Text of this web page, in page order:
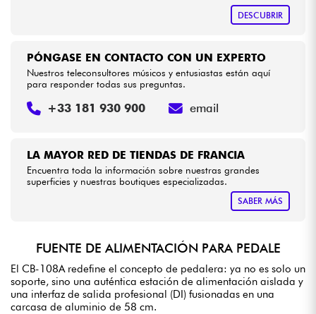
Ver nuestras marcas
DESCUBRIR
LA MAYOR RED DE TIENDAS DE FRANCIA
Encuentra toda la información sobre nuestras grandes
superficies y nuestras boutiques especializadas.
SABER MÁS
PÓNGASE EN CONTACTO CON UN EXPERTO
Nuestros teleconsultores músicos y entusiastas están aquí
para responder todas sus preguntas.
+33 181 930 900 email
FUENTE DE ALIMENTACIÓN PARA PEDALE
El CB-108A redefine el concepto de pedalera: ya no es solo un
soporte, sino una auténtica estación de alimentación aislada y
una interfaz de salida profesional (DI) fusionadas en una
carcasa de aluminio de 58 cm.